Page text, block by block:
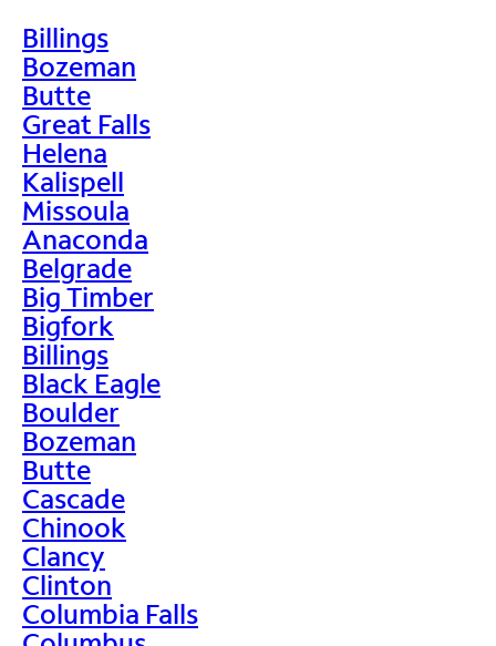
Billings
Bozeman
Butte
Great Falls
Helena
Kalispell
Missoula
Anaconda
Belgrade
Big Timber
Bigfork
Billings
Black Eagle
Boulder
Bozeman
Butte
Cascade
Chinook
Clancy
Clinton
Columbia Falls